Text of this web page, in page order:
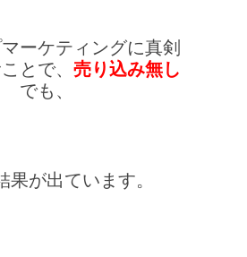
ーケティングに真剣
とで、 売り込み無し
でも、
果が出ています。